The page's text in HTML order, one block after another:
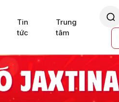
Tin
tức
Trung
tâm